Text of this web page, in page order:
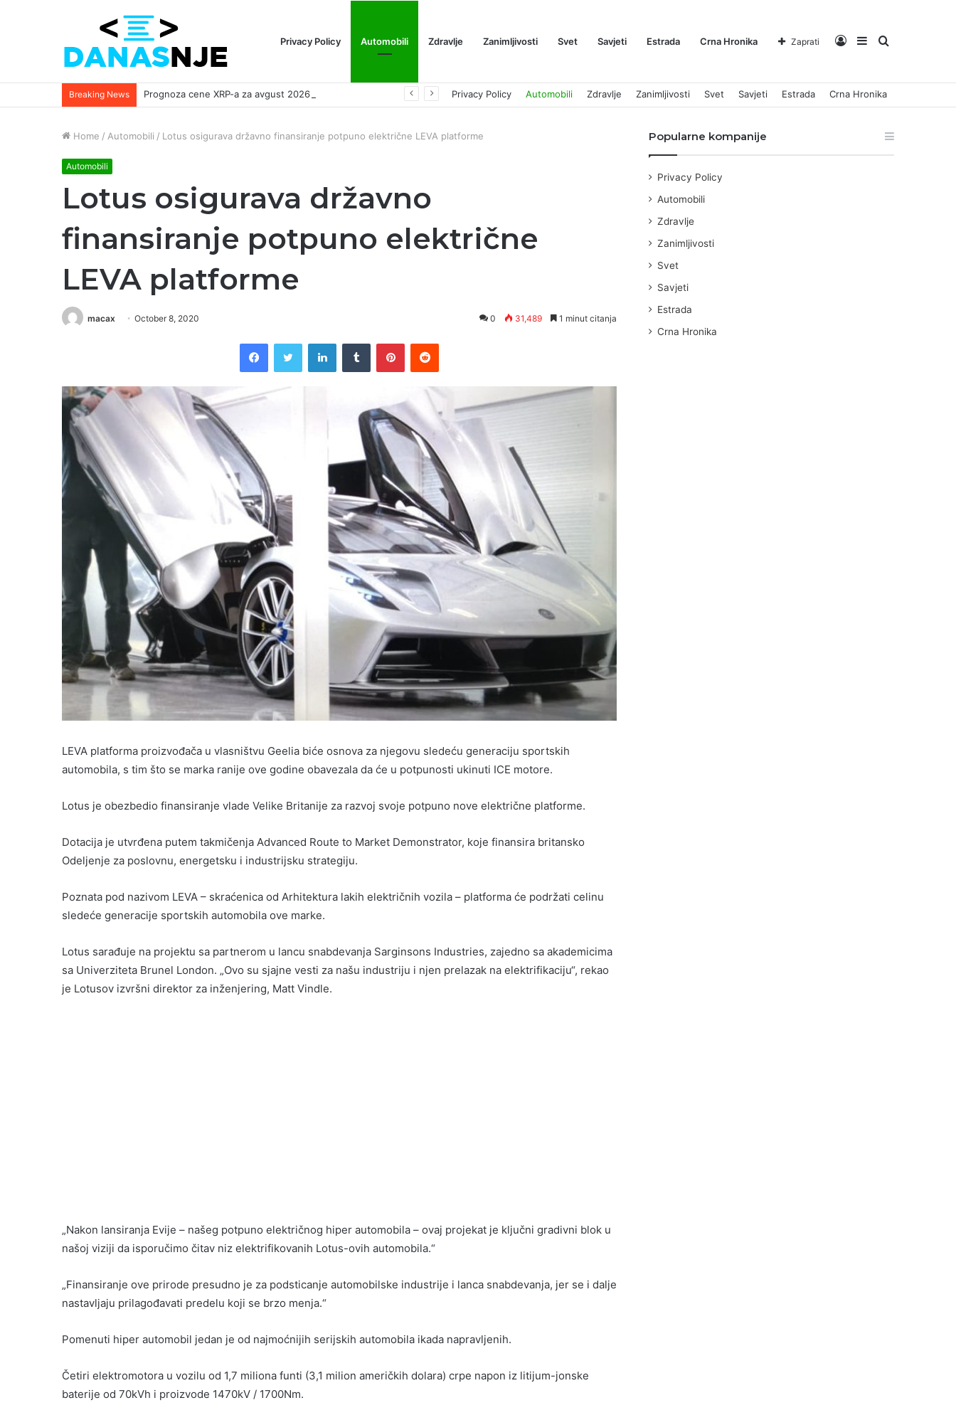
Privacy Policy Automobili Zdravlje Zanimljivosti Svet Savjeti Estrada Crna Hronika Pretraga
Sidebar
Log
Zaprati
Breaking News Privacy Policy Automobili Zdravlje Zanimljivosti Svet Savjeti Estrada Crna Hronika
Home / Automobili / Lotus osigurava državno finansiranje potpuno električne LEVA platforme
Automobili
Lotus osigurava državno
finansiranje potpuno električne
LEVA platforme
macax October 8, 2020 0 31,489 1 minut citanja
FacebookTwitter LinkedInTumblr PinterestReddit
LEVA platforma proizvođača u vlasništvu Geelia biće osnova za njegovu sledeću generaciju sportskih
automobila, s tim što se marka ranije ove godine obavezala da će u potpunosti ukinuti ICE motore.
Lotus je obezbedio finansiranje vlade Velike Britanije za razvoj svoje potpuno nove električne platforme.
Dotacija je utvrđena putem takmičenja Advanced Route to Market Demonstrator, koje finansira britansko
Odeljenje za poslovnu, energetsku i industrijsku strategiju.
Poznata pod nazivom LEVA – skraćenica od Arhitektura lakih električnih vozila – platforma će podržati celinu
sledeće generacije sportskih automobila ove marke.
Lotus sarađuje na projektu sa partnerom u lancu snabdevanja Sarginsons Industries, zajedno sa akademicima
sa Univerziteta Brunel London. „Ovo su sjajne vesti za našu industriju i njen prelazak na elektrifikaciju“, rekao
je Lotusov izvršni direktor za inženjering, Matt Vindle.
„Nakon lansiranja Evije – našeg potpuno električnog hiper automobila – ovaj projekat je ključni gradivni blok u
našoj viziji da isporučimo čitav niz elektrifikovanih Lotus-ovih automobila.“
„Finansiranje ove prirode presudno je za podsticanje automobilske industrije i lanca snabdevanja, jer se i dalje
nastavljaju prilagođavati predelu koji se brzo menja.“
Pomenuti hiper automobil jedan je od najmoćnijih serijskih automobila ikada napravljenih.
Četiri elektromotora u vozilu od 1,7 miliona funti (3,1 milion američkih dolara) crpe napon iz litijum-jonske
baterije od 70kVh i proizvode 1470kV / 1700Nm.
Popularne kompanije
Privacy Policy
Automobili
Zdravlje
Zanimljivosti
Svet
Savjeti
Estrada
Crna Hronika